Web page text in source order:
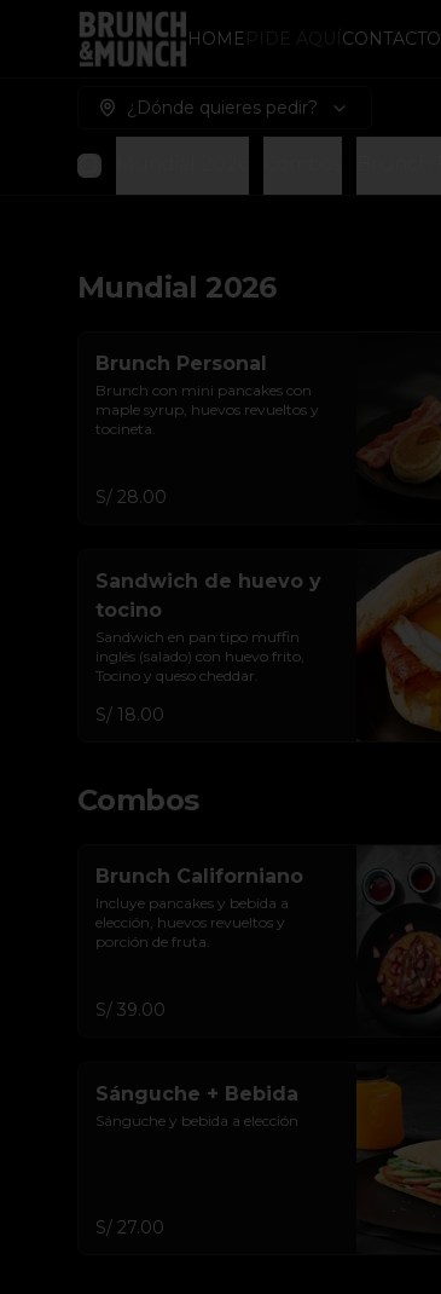
HOME CONTACTO
¿Dónde quieres pedir?
Mundial 2026
Brunch Personal
Brunch con mini pancakes con
maple syrup, huevos revueltos y
tocineta.
S/ 28.00
Sandwich de huevo y
tocino
Sandwich en pan tipo muffin
inglés (salado) con huevo frito,
Tocino y queso cheddar.
S/ 18.00
Combos
Brunch Californiano
Incluye pancakes y bebida a
elección, huevos revueltos y
porción de fruta.
S/ 39.00
Sánguche + Bebida
Sánguche y bebida a elección
S/ 27.00